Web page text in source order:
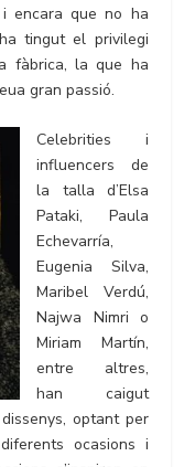
encara que no ha
tingut el privilegi
fàbrica, la que ha
gran passió.
Celebrities i
influencers de
la talla d’Elsa
Pataki, Paula
Echevarría,
Eugenia Silva,
Maribel Verdú,
Najwa Nimri o
Miriam Martín,
entre altres,
han caigut
optant per
ocasions i